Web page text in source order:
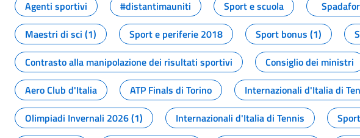
Agenti sportivi
#distantimauniti Sport e scuola
Maestri di sci (1)
Sport e periferie 2018 Sport bonus (1)
Contrasto alla manipolazione dei risultati sportivi
Consiglio dei ministri
Aero Club d'Italia
ATP Finals di Torino Internazionali d'Italia di
Olimpiadi Invernali 2026 (1)
Internazionali d'Italia di Tennis